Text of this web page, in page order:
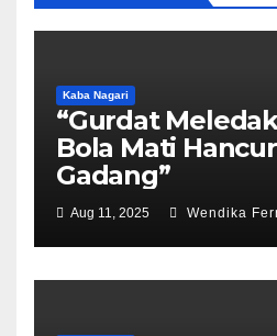
Kaba Nagari
“Gurdat
Bola Mati
Gadang”
Aug 11, 2025 Wendika